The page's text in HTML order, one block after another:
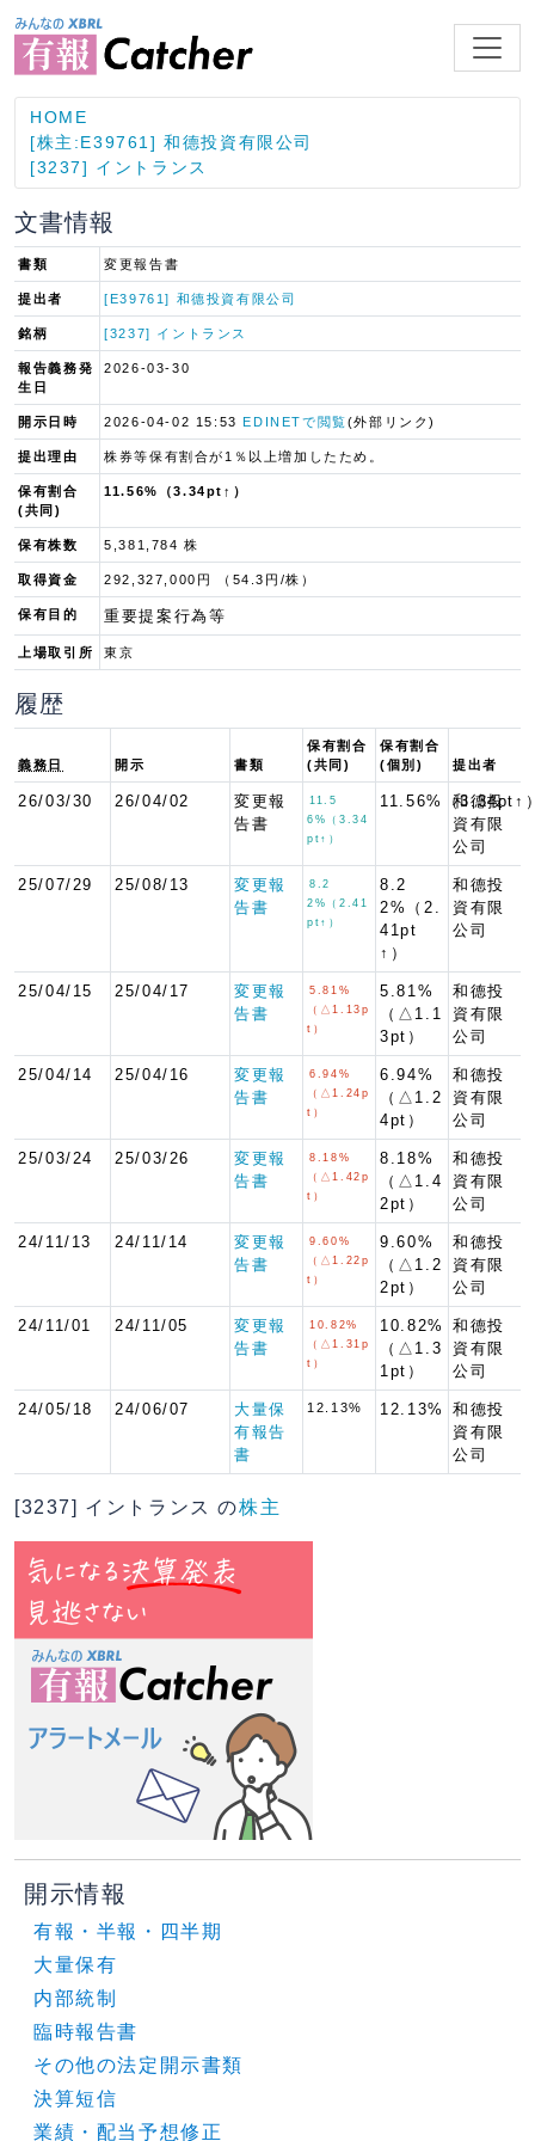
HOME
[株主:E39761] 和德投資有限公司
[3237] イントランス
文書情報
書類 変更報告書
提出者 [E39761] 和德投資有限公司
銘柄 [3237] イントランス
報告義務発
生日
2026-03-30
開示日時 2026-04-02 15:53EDINETで閲覧(外部リンク)
提出理由 株券等保有割合が1％以上増加したため。
保有割合
(共同)
11.56%（3.34pt↑）
保有株数 5,381,784 株
取得資金 292,327,000円 （54.3円/株）
保有目的 重要提案行為等
上場取引所 東京
履歴
義務日 開示 書類
保有割合
(共同)
保有割合
(個別)
提出者
26/03/30 26/04/02
変更報
告書
11.5
6%（3.34
pt↑）
11.56%（3.34pt↑
和德投
資有限
公司
25/07/29 25/08/13
変更報
告書
8.2
2%（2.41
pt↑）
8.2
2%（2.
41pt
↑）
和德投
資有限
公司
25/04/15 25/04/17
変更報
告書
5.81%
（△1.13p
t）
5.81%
（△1.1
3pt）
和德投
資有限
公司
25/04/14 25/04/16
変更報
告書
6.94%
（△1.24p
t）
6.94%
（△1.2
4pt）
和德投
資有限
公司
25/03/24 25/03/26
変更報
告書
8.18%
（△1.42p
t）
8.18%
（△1.4
2pt）
和德投
資有限
公司
24/11/13 24/11/14
変更報
告書
9.60%
（△1.22p
t）
9.60%
（△1.2
2pt）
和德投
資有限
公司
24/11/01 24/11/05
変更報
告書
10.82%
（△1.31p
t）
10.82%
（△1.3
1pt）
和德投
資有限
公司
24/05/18 24/06/07
大量保
有報告
書
12.13% 12.13%
和德投
資有限
公司
[3237] イントランス の株主
開示情報
有報・半報・四半期
大量保有
内部統制
臨時報告書
その他の法定開示書類
決算短信
業績・配当予想修正